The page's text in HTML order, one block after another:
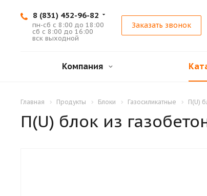
8 (831) 452-96-82
пн-сб с 8:00 до 18:00
сб с 8:00 до 16:00
вск выходной
Заказать звонок
Компания
Главная Продукты Блоки Газосиликатные П(U)
П(U) блок из